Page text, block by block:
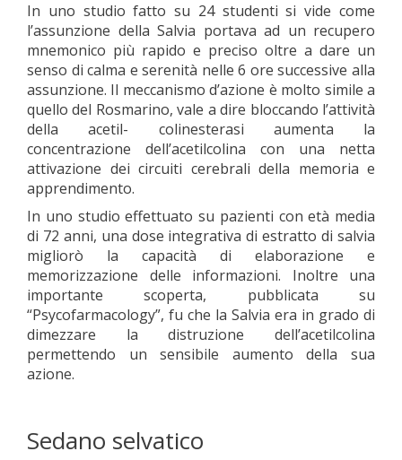
In uno studio fatto su 24 studenti si vide come
l’assunzione della Salvia portava ad un recupero
mnemonico più rapido e preciso oltre a dare un
senso di calma e serenità nelle 6 ore successive alla
assunzione. Il meccanismo d’azione è molto simile a
quello del Rosmarino, vale a dire bloccando l’attività
della acetil- colinesterasi aumenta la
concentrazione dell’acetilcolina con una netta
attivazione dei circuiti cerebrali della memoria e
apprendimento.
In uno studio effettuato su pazienti con età media
di 72 anni, una dose integrativa di estratto di salvia
migliorò la capacità di elaborazione e
memorizzazione delle informazioni. Inoltre una
importante scoperta, pubblicata su
“Psycofarmacology”, fu che la Salvia era in grado di
dimezzare la distruzione dell’acetilcolina
permettendo un sensibile aumento della sua
azione.
Sedano selvatico